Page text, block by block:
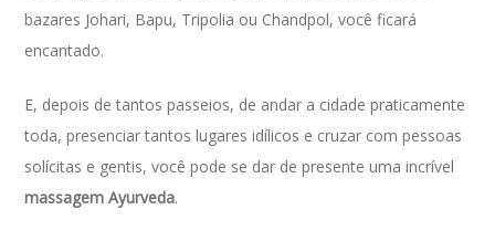
bazares Johari, Bapu, Tripolia ou Chandpol, você ficará
encantado.
E, depois de tantos passeios, de andar a cidade praticamente
toda, presenciar tantos lugares idílicos e cruzar com pessoas
solícitas e gentis, você pode se dar de presente uma incrível
massagem Ayurveda.